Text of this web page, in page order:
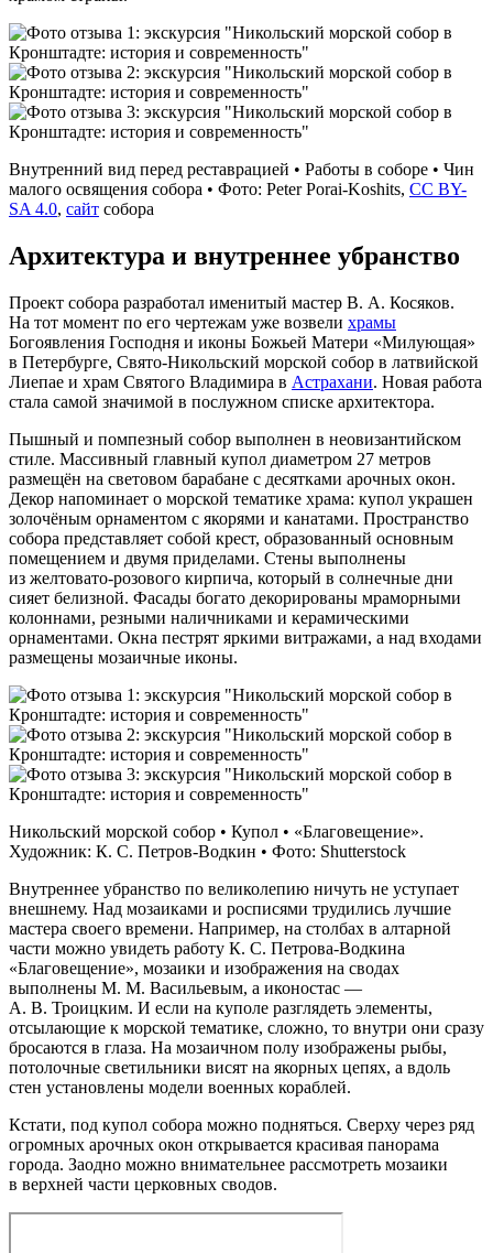
Внутренний вид перед реставрацией • Работы в соборе • Чин
малого освящения собора • Фото: Peter Porai-Koshits, CC BY-
SA 4.0, сайт собора
Архитектура и внутреннее убранство
Проект собора разработал именитый мастер В. А. Косяков.
На тот момент по его чертежам уже возвели храмы
Богоявления Господня и иконы Божьей Матери «Милующая»
в Петербурге, Свято‑Никольский морской собор в латвийской
Лиепае и храм Святого Владимира в Астрахани. Новая работа
стала самой значимой в послужном списке архитектора.
Пышный и помпезный собор выполнен в неовизантийском
стиле. Массивный главный купол диаметром 27 метров
размещён на световом барабане с десятками арочных окон.
Декор напоминает о морской тематике храма: купол украшен
золочёным орнаментом с якорями и канатами. Пространство
собора представляет собой крест, образованный основным
помещением и двумя приделами. Стены выполнены
из желтовато-розового кирпича, который в солнечные дни
сияет белизной. Фасады богато декорированы мраморными
колоннами, резными наличниками и керамическими
орнаментами. Окна пестрят яркими витражами, а над входами
размещены мозаичные иконы.
Никольский морской собор • Купол • «Благовещение».
Художник: К. С. Петров‑Водкин • Фото: Shutterstock
Внутреннее убранство по великолепию ничуть не уступает
внешнему. Над мозаиками и росписями трудились лучшие
мастера своего времени. Например, на столбах в алтарной
части можно увидеть работу К. С. Петрова‑Водкина
«Благовещение», мозаики и изображения на сводах
выполнены М. М. Васильевым, а иконостас —
А. В. Троицким. И если на куполе разглядеть элементы,
отсылающие к морской тематике, сложно, то внутри они сразу
бросаются в глаза. На мозаичном полу изображены рыбы,
потолочные светильники висят на якорных цепях, а вдоль
стен установлены модели военных кораблей.
Кстати, под купол собора можно подняться. Сверху через ряд
огромных арочных окон открывается красивая панорама
города. Заодно можно внимательнее рассмотреть мозаики
в верхней части церковных сводов.